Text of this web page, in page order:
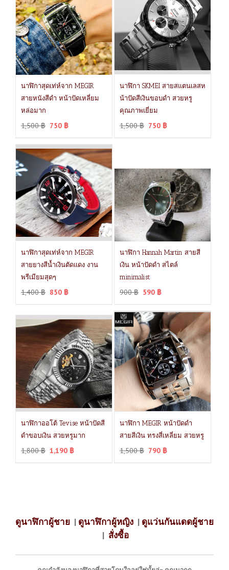
นาฬิกาสุดเท่ห์จาก MEGIR
สายหนังสีดำ หน้าปัดเหลี่ยม
หล่อมาก
1,500฿ 750 ฿
นาฬิกา SKMEI สายสแตนเลสห
น้าปัดสีเงินขอบดำ สวยหรู
คุณภาพเยี่ยม
1,500฿ 750 ฿
นาฬิกาสุดเท่ห์จาก MEGIR
สายยางสีน้ำเงินตัดแดง งาน
พรีเมียมสุดๆ
1,400฿ 850 ฿
นาฬิกา Hannah Martin สายสี
เงิน หน้าปัดดำ สไตล์
minimalist
900฿ 590 ฿
นาฬิกาออโต้ Tevise หน้าปัดสี
ดำขอบเงิน สวยหรูมาก
1,800฿ 1,190 ฿
นาฬิกา MEGIR หน้าปัดดำ
สายสีเงิน ทรงสี่เหลี่ยม สวยหรู
1,500฿ 790 ฿
ดูนาฬิกาผู้ชาย | ดูนาฬิกาผู้หญิง | ดูแว่นกันแดดผู้ชาย
| สั่งซื้อ